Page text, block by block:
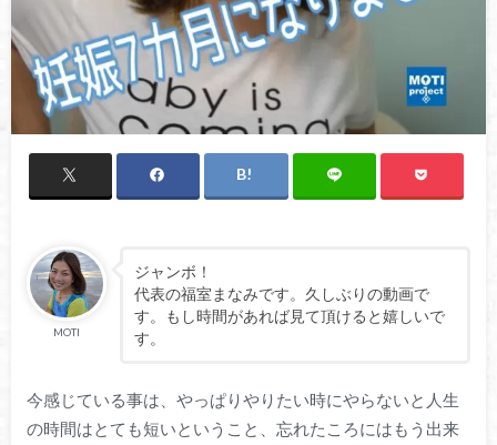
MOTI
ジャンボ！
代表の福室まなみです。久しぶりの動画で
す。もし時間があれば見て頂けると嬉しいで
す。
今感じている事は、やっぱりやりたい時にやらないと人生
の時間はとても短いということ、忘れたころにはもう出来